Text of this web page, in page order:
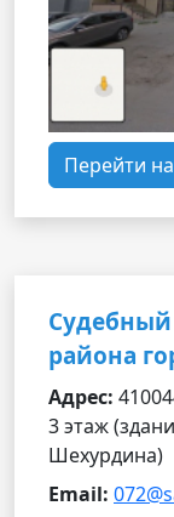
Перейти
района
Адрес:
3 этаж
Шехурдина)
Email: